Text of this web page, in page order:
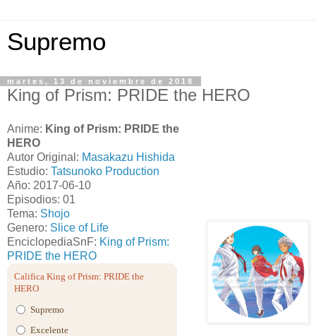
Supremo
martes, 13 de noviembre de 2018
King of Prism: PRIDE the HERO
Anime: King of Prism: PRIDE the
HERO
Autor Original: Masakazu Hishida
Estudio: Tatsunoko Production
Año: 2017-06-10
Episodios: 01
Tema: Shojo
Genero: Slice of Life
EnciclopediaSnF: King of Prism:
PRIDE the HERO
Califica King of Prism: PRIDE the
HERO
Supremo
Excelente